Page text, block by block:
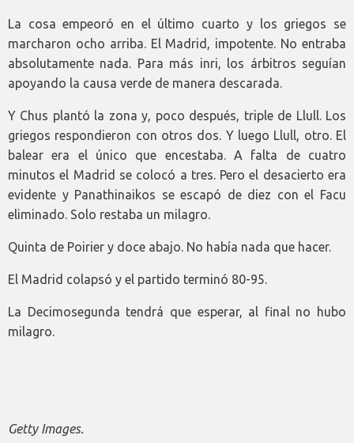
La cosa empeoró en el último cuarto y los griegos se
marcharon ocho arriba. El Madrid, impotente. No entraba
absolutamente nada. Para más inri, los árbitros seguían
apoyando la causa verde de manera descarada.
Y Chus plantó la zona y, poco después, triple de Llull. Los
griegos respondieron con otros dos. Y luego Llull, otro. El
balear era el único que encestaba. A falta de cuatro
minutos el Madrid se colocó a tres. Pero el desacierto era
evidente y Panathinaikos se escapó de diez con el Facu
eliminado. Solo restaba un milagro.
Quinta de Poirier y doce abajo. No había nada que hacer.
El Madrid colapsó y el partido terminó 80-95.
La Decimosegunda tendrá que esperar, al final no hubo
milagro.
Getty Images.